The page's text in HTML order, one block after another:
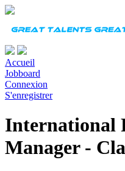
Accueil
Jobboard
Connexion
S'enregistrer
International
Manager -